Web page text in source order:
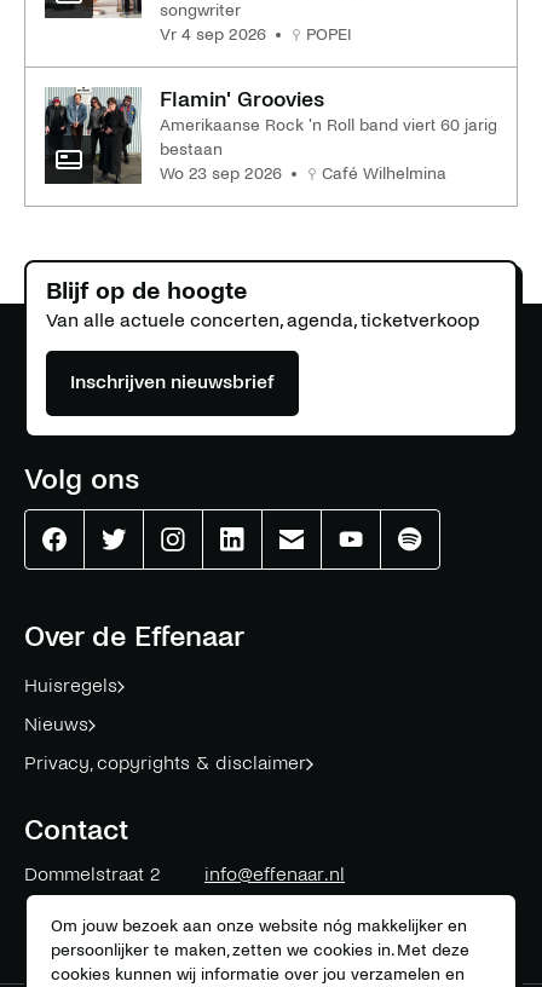
songwriter
vr 4 sep 2026
POPEI
Flamin' Groovies
Amerikaanse Rock 'n Roll band viert 60 jarig
bestaan
wo 23 sep 2026
Café Wilhelmina
Over de Effenaar
Huisregels
Nieuws
Privacy, copyrights & disclaimer
Contact
Dommelstraat 2
5611 CK
info@effenaar.nl
Blijf op de hoogte
Van alle actuele concerten, agenda, ticketverkoop
Inschrijven nieuwsbrief
Volg ons
EffenaarEffenaarEffenaarEffenaarEffenaarEffenaarEffenaar
Om jouw bezoek aan onze website nóg makkelijker en
persoonlijker te maken, zetten we cookies in. Met deze
cookies kunnen wij informatie over jou verzamelen en